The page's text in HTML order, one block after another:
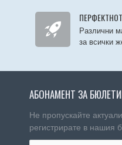
Различни
за всички
АБОНАМЕНТ ЗА
Не пропускайте
регистрирате в нашия